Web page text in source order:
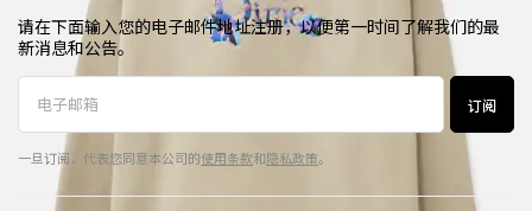
请在下面输入您的电子邮件地址注册，以便第一时间了解我们的最
新消息和公告。
订阅
一旦订阅，代表您同意本公司的使用条款和隐私政策。